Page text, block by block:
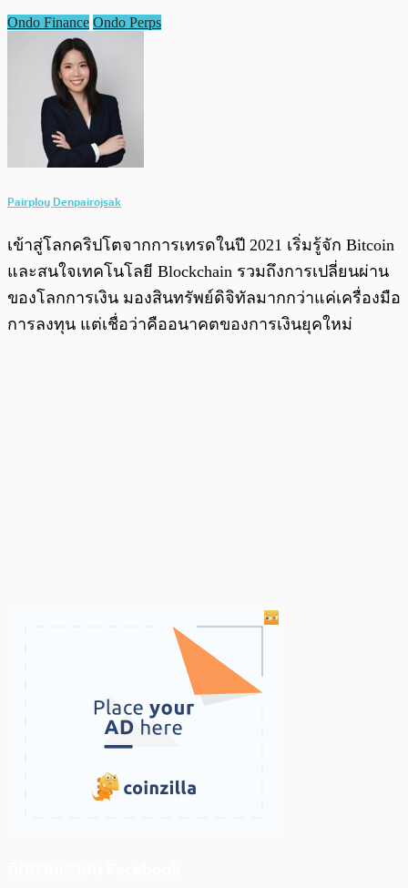
Ondo Finance Ondo Perps
Pairploy Denpairojsak
เข้าสู่โลกคริปโตจากการเทรดในปี 2021 เริ่มรู้จัก Bitcoin
และสนใจเทคโนโลยี Blockchain รวมถึงการเปลี่ยนผ่าน
ของโลกการเงิน มองสินทรัพย์ดิจิทัลมากกว่าแค่เครื่องมือ
การลงทุน แต่เชื่อว่าคืออนาคตของการเงินยุคใหม่